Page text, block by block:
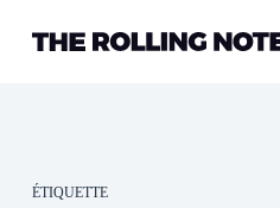
contenu
ÉTIQUETTE